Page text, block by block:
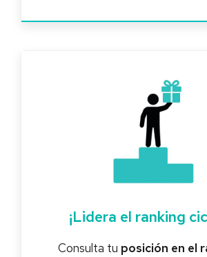
¡Lidera el ranking
Consulta tu posición en el